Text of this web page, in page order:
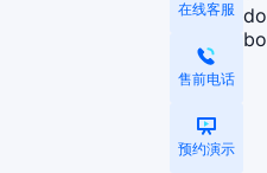
在线客服
售前电话
预约演示